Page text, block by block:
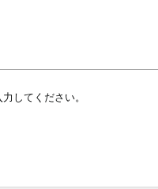
してください。